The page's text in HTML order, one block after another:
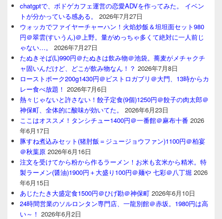
chatgptで、ボドゲカフェ運営の恋愛ADVを作ってみた。 イベン
トが分かっている感ある。
2026年7月27日
ウォッカでファイヤーチャーハン！火焰炒飯＆坦坦面セット980
円＠翠雲(すいうん)＠上野。量がめっちゃ多くて絶対に一人前じ
ゃない…。
2026年7月27日
たぬきそば(L)990円＠たぬきは飲み物＠池袋。蕎麦がメチャクチ
ャ固いんだけど、どこが飲み物なん！？ 2026年7月8日
ローストポーク200g1430円＠ビストロガブリ＠大門、13時からカ
レー食べ放題！ 2026年7月6日
熱々じゃないと許さない！餃子定食(9個)1250円＠餃子の肉太郎＠
神保町、全体的に酸味が効いてた。
2026年6月23日
ここはオススメ！タンシチュー1400円＠一番館＠麻布十番 2026
年6月17日
豚すね煮込みセット(猪肘飯＝ジュージョウファン)1100円＠柏宴
＠秋葉原 2026年6月16日
注文を受けてから粉から作るラーメン！お米も玄米から精米。特
製ラーメン(醤油)1900円＋大盛り100円＠麺や 七彩＠八丁堀 2026
年6月15日
あじたたき大盛定食1500円＠ひげ勘＠神保町 2026年6月10日
24時間営業のソルロンタン専門店、一龍別館＠赤坂。1980円は高
い～！ 2026年6月2日